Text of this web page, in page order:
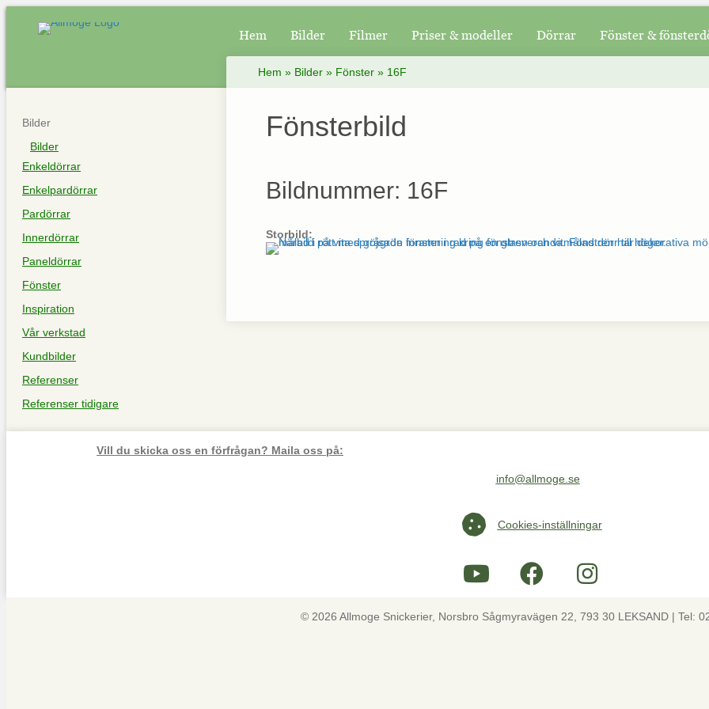
Hem Bilder Filmer Priser & modeller Dörrar Fönster &
Bilder
Bilder
Enkeldörrar
Enkelpardörrar
Pardörrar
Innerdörrar
Paneldörrar
Fönster
Inspiration
Vår verkstad
Kundbilder
Referenser
Referenser tidigare
Hem » Bilder» Fönster» 16F
Fönsterbild
Bildnummer: 16F
Storbild:
Vill du skicka oss en förfrågan? Maila oss på:
Maila oss på info@allmoge.se
info@allmoge.se
Cookies-inställningar
Cookies-inställningar
© 2026 Allmoge Snickerier, Norsbro Sågmyravägen 22, 793 30 LEKSAND | Tel: